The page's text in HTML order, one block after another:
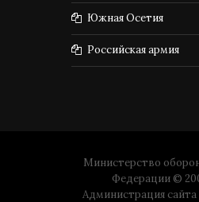
Южная Осетия
Российская армия
Министерство
Федерации ©
Администрация сайта